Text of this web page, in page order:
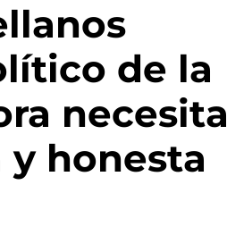
de la
necesita
honesta